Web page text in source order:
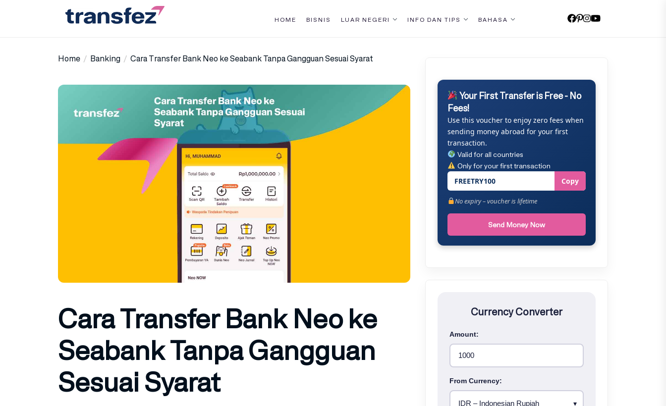
HOME BISNIS LUAR NEGERI INFO DAN TIPS BAHASA
Home Banking Cara Transfer Bank Neo ke Seabank Tanpa Gangguan Sesuai Syarat
Cara Transfer Bank Neo ke
Seabank Tanpa Gangguan
Sesuai Syarat
Your First Transfer is Free - No
Fees!
Use this voucher to enjoy zero fees when
sending money abroad for your first
transaction.
Valid for all countries
Only for your first transaction
FREETRY100 Copy
No expiry – voucher is lifetime
Send Money Now
Currency Converter
Amount:
From Currency: